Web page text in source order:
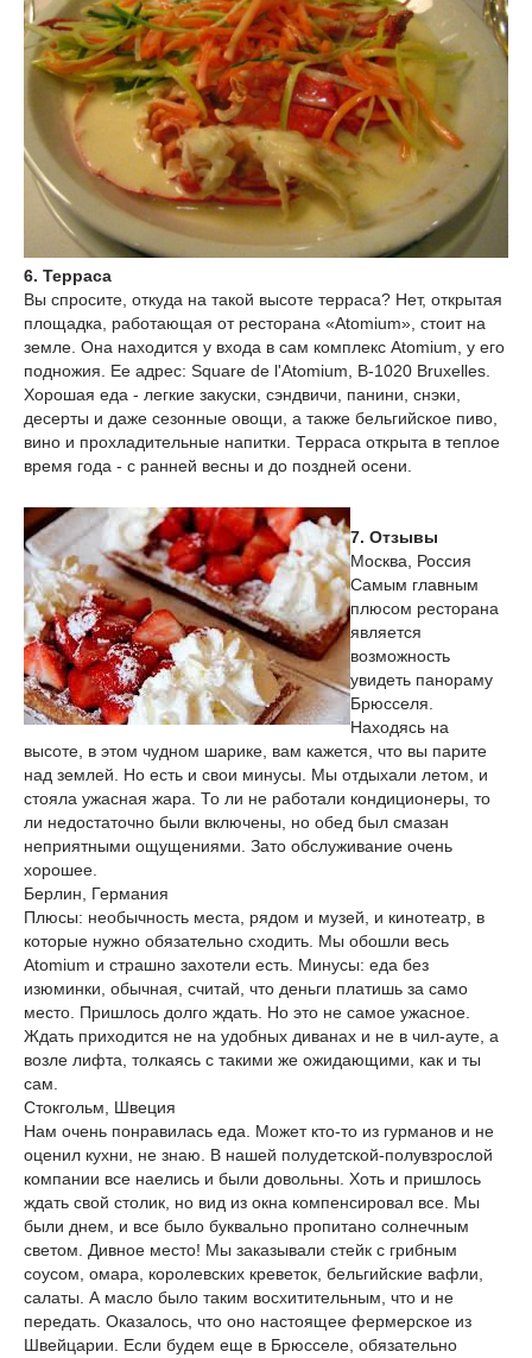
6. Терраса
Вы спросите, откуда на такой высоте терраса? Нет, открытая
площадка, работающая от ресторана «Atomium», стоит на
земле. Она находится у входа в сам комплекс Atomium, у его
подножия. Ее адрес: Square de l'Atomium, B-1020 Bruxelles.
Хорошая еда - легкие закуски, сэндвичи, панини, снэки,
десерты и даже сезонные овощи, а также бельгийское пиво,
вино и прохладительные напитки. Терраса открыта в теплое
время года - с ранней весны и до поздней осени.
7. Отзывы
Москва, Россия
Самым главным
плюсом ресторана
является
возможность
увидеть панораму
Брюсселя.
Находясь на
высоте, в этом чудном шарике, вам кажется, что вы парите
над землей. Но есть и свои минусы. Мы отдыхали летом, и
стояла ужасная жара. То ли не работали кондиционеры, то
ли недостаточно были включены, но обед был смазан
неприятными ощущениями. Зато обслуживание очень
хорошее.
Берлин, Германия
Плюсы: необычность места, рядом и музей, и кинотеатр, в
которые нужно обязательно сходить. Мы обошли весь
Atomium и страшно захотели есть. Минусы: еда без
изюминки, обычная, считай, что деньги платишь за само
место. Пришлось долго ждать. Но это не самое ужасное.
Ждать приходится не на удобных диванах и не в чил-ауте, а
возле лифта, толкаясь с такими же ожидающими, как и ты
сам.
Стокгольм, Швеция
Нам очень понравилась еда. Может кто-то из гурманов и не
оценил кухни, не знаю. В нашей полудетской-полувзрослой
компании все наелись и были довольны. Хоть и пришлось
ждать свой столик, но вид из окна компенсировал все. Мы
были днем, и все было буквально пропитано солнечным
светом. Дивное место! Мы заказывали стейк с грибным
соусом, омара, королевских креветок, бельгийские вафли,
салаты. А масло было таким восхитительным, что и не
передать. Оказалось, что оно настоящее фермерское из
Швейцарии. Если будем еще в Брюсселе, обязательно